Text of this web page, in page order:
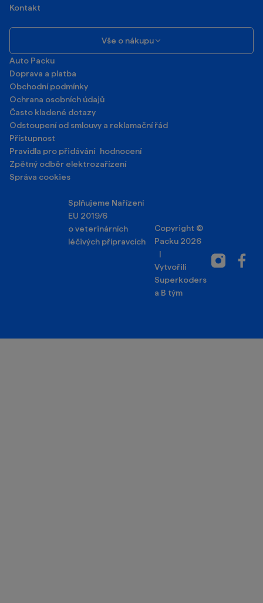
Kontakt
Vše o nákupu
Auto Packu
Doprava a platba
Obchodní podmínky
Ochrana osobních údajů
Často kladené dotazy
Odstoupení od smlouvy a reklamační řád
Přístupnost
Pravidla pro přidávání hodnocení
Zpětný odběr elektrozařízení
Správa cookies
Splňujeme Nařízení
EU 2019/6
o veterinárních
léčivých přípravcích
Copyright ©
Packu 2026
|
Vytvořili
Superkoders
a B tým
Instagram